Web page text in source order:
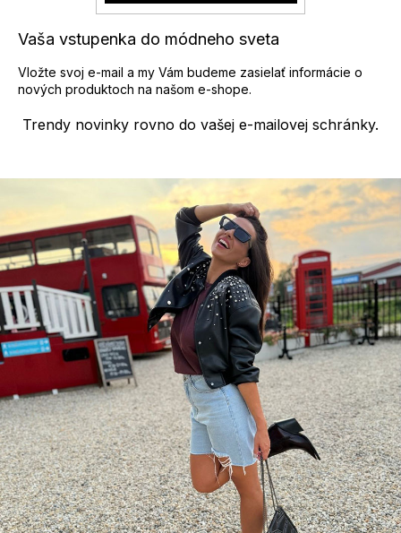
k
v
p
i
u
Trendy novinky rovno do vašej e-mailovej schránky.
Vaša vstupenka do módneho sveta
Vložte svoj e-mail a my Vám budeme zasielať informácie o
nových produktoch na našom e-shope.